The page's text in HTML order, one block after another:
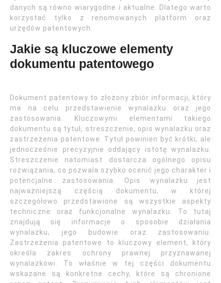
danych są równo wiarygodne i aktualne. Dlatego warto
korzystać tylko z renomowanych platform oraz
urzędów patentowych.
Jakie są kluczowe elementy
dokumentu patentowego
Dokument patentowy to złożony zbiór informacji, który
ma na celu przedstawienie wynalazku oraz jego
zastosowania. Kluczowymi elementami takiego
dokumentu są tytuł, streszczenie, opis wynalazku oraz
zastrzeżenia patentowe. Tytuł powinien być krótki, ale
jednocześnie precyzyjnie oddający istotę wynalazku.
Streszczenie natomiast dostarcza ogólnego opisu
rozwiązania, co pozwala szybko ocenić jego charakter i
potencjalne zastosowania. Opis wynalazku jest
najważniejszą częścią dokumentu, w której
szczegółowo przedstawione są wszystkie aspekty
techniczne oraz funkcjonalne wynalazku. To tutaj
znajdują się informacje o sposobie działania
wynalazku, jego budowie oraz zastosowaniu.
Zastrzeżenia patentowe to kluczowy element, który
określa zakres ochrony prawnej przyznawanej
wynalazkowi. To właśnie w tej części dokumentu
wskazane są konkretne cechy, które są chronione